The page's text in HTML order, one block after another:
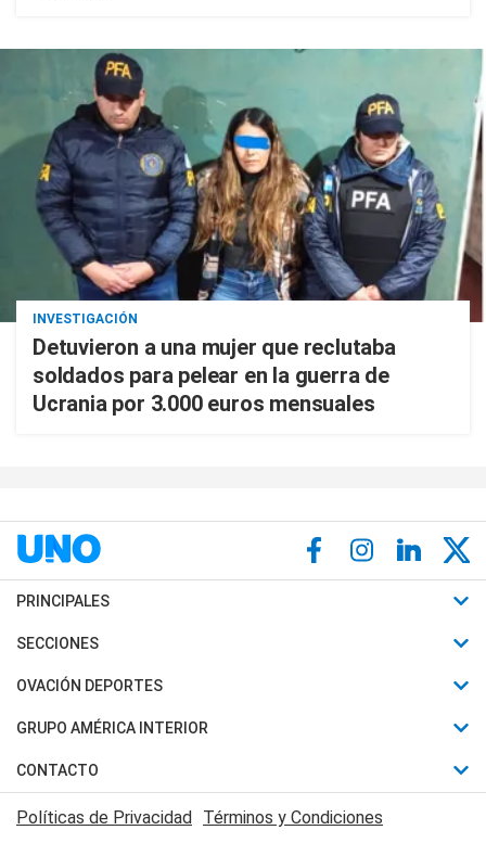
INVESTIGACIÓN
Detuvieron a una mujer que reclutaba
soldados para pelear en la guerra de
Ucrania por 3.000 euros mensuales
PRINCIPALES
Últimas Noticias
Política
Judiciales
Economia
SECCIONES
Horóscopo
Motores
Trucos caseros
Series y Películas
OVACIÓN DEPORTES
Fútbol
Mundial
Automovilismo
Rugby
GRUPO AMÉRICA INTERIOR
Canal 7 en Vivo
CONTACTO
Acerca de Nosotros
Políticas de Privacidad Términos y Condiciones